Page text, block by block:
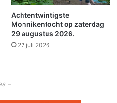
Achtentwintigste
Monnikentocht op zaterdag
29 augustus 2026.
22 juli 2026
–